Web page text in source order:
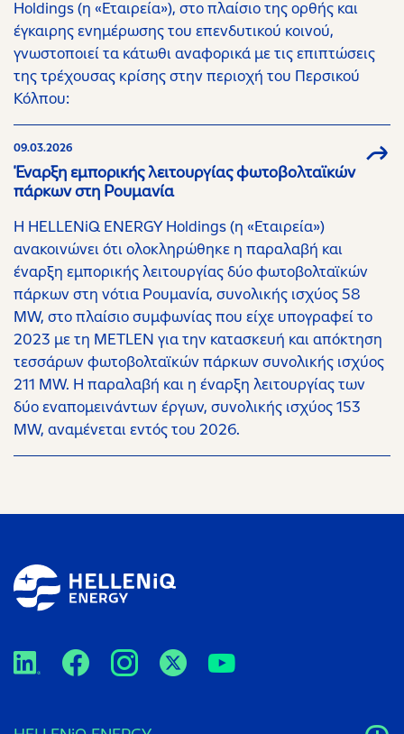
Holdings (η «Εταιρεία»), στο πλαίσιο της ορθής και
έγκαιρης ενημέρωσης του επενδυτικού κοινού,
γνωστοποιεί τα κάτωθι αναφορικά με τις επιπτώσεις
της τρέχουσας κρίσης στην περιοχή του Περσικού
Κόλπου:
09.03.2026
Έναρξη εμπορικής λειτουργίας φωτοβολταϊκών
πάρκων στη Ρουμανία
Η HELLENiQ ENERGY Holdings (η «Εταιρεία»)
ανακοινώνει ότι ολοκληρώθηκε η παραλαβή και
έναρξη εμπορικής λειτουργίας δύο φωτοβολταϊκών
πάρκων στη νότια Ρουμανία, συνολικής ισχύος 58
MW, στο πλαίσιο συμφωνίας που είχε υπογραφεί το
2023 με τη METLEN για την κατασκευή και απόκτηση
τεσσάρων φωτοβολταϊκών πάρκων συνολικής ισχύος
211 MW. Η παραλαβή και η έναρξη λειτουργίας των
δύο εναπομεινάντων έργων, συνολικής ισχύος 153
MW, αναμένεται εντός του 2026.